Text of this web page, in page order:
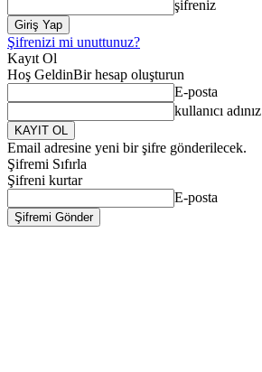
şifreniz
Şifrenizi mi unuttunuz?
Kayıt Ol
Hoş GeldinBir hesap oluşturun
E-posta
kullanıcı adınız
Email adresine yeni bir şifre gönderilecek.
Şifremi Sıfırla
Şifreni kurtar
E-posta